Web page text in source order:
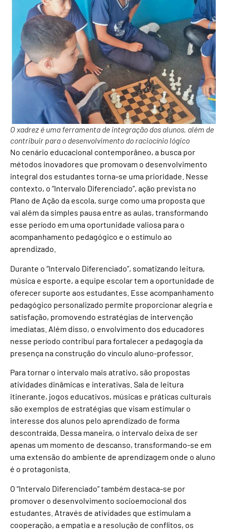
O xadrez é uma ferramenta de integração dos alunos, além de
contribuir para o desenvolvimento do raciocínio lógico
No cenário educacional contemporâneo, a busca por
métodos inovadores que promovam o desenvolvimento
integral dos estudantes torna-se uma prioridade. Nesse
contexto, o “Intervalo Diferenciado”, ação prevista no
Plano de Ação da escola, surge como uma proposta que
vai além da simples pausa entre as aulas, transformando
esse período em uma oportunidade valiosa para o
acompanhamento pedagógico e o estímulo ao
aprendizado.
Durante o “Intervalo Diferenciado”, somatizando leitura,
música e esporte, a equipe escolar tem a oportunidade de
oferecer suporte aos estudantes. Esse acompanhamento
pedagógico personalizado permite proporcionar alegria e
satisfação, promovendo estratégias de intervenção
imediatas. Além disso, o envolvimento dos educadores
nesse período contribui para fortalecer a pedagogia da
presença na construção do vínculo aluno-professor.
Para tornar o intervalo mais atrativo, são propostas
atividades dinâmicas e interativas. Sala de leitura
itinerante, jogos educativos, músicas e práticas culturais
são exemplos de estratégias que visam estimular o
interesse dos alunos pelo aprendizado de forma
descontraída. Dessa maneira, o intervalo deixa de ser
apenas um momento de descanso, transformando-se em
uma extensão do ambiente de aprendizagem onde o aluno
é o protagonista.
O “Intervalo Diferenciado” também destaca-se por
promover o desenvolvimento socioemocional dos
estudantes. Através de atividades que estimulam a
cooperação, a empatia e a resolução de conflitos, os